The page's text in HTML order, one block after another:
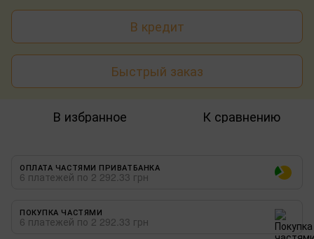
В кредит
Быстрый заказ
В избранное К сравнению
ОПЛАТА ЧАСТЯМИ ПРИВАТБАНКА
6 платежей по 2 292.33 грн
ПОКУПКА ЧАСТЯМИ
6 платежей по 2 292.33 грн